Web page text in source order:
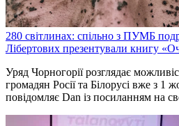
280 світлинах: спільно з ПУМБ
Лібертових презентували книгу
Уряд Чорногорії розглядає
громадян Росії та Білорусі вже з 1
повідомляє Dan із посиланням на